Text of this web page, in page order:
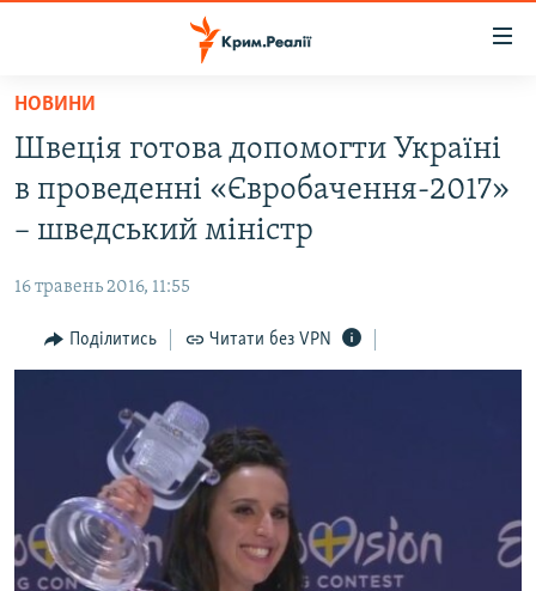
Перейти
основного
матеріалу
Перейти
основної
навігації
Перейти
до
ВОДА.КРИМ
ВІДЕО ТА ФОТО
БЛОГИ
ПОГЛЯД
ВСЕ ЗА ДЕНЬ
СПЕЦПРОЕКТИ
ДЕПОРТАЦІЯ
ВІДЕОУРОКИ «ELIFBE»
ЯК ОБІЙТИ БЛОКУВАННЯ
Русский
НОВИНИ
Швеція готова допомогти Україні
в проведенні «Євробачення-2017»
– шведський міністр
16 травень 2016, 11:55
Поділитись Читати без VPN